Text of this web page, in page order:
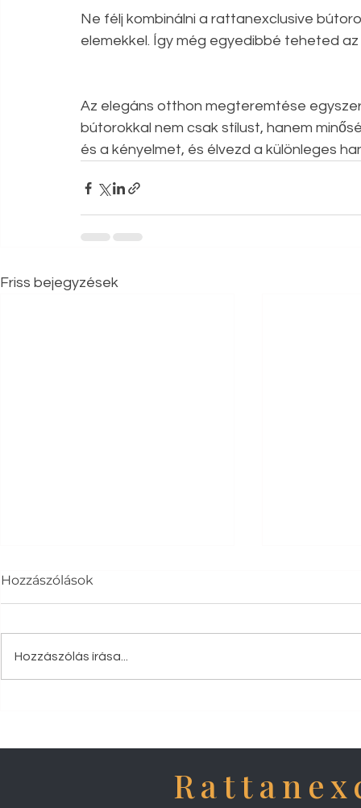
Ne félj kombinálni a rattanexclusive
elemekkel. Így még egyedibbé teheted
Az elegáns otthon megteremtése
bútorokkal nem csak stílust, hanem
és a kényelmet, és élvezd a különleges
Friss bejegyzések
Hozzászólások
Hozzászólás írása...